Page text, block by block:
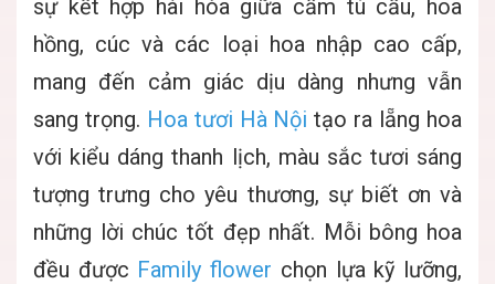
sự kết hợp hài hòa giữa cẩm tú cầu, hoa
hồng, cúc và các loại hoa nhập cao cấp,
mang đến cảm giác dịu dàng nhưng vẫn
sang trọng. Hoa tươi Hà Nội tạo ra lẵng hoa
với kiểu dáng thanh lịch, màu sắc tươi sáng
tượng trưng cho yêu thương, sự biết ơn và
những lời chúc tốt đẹp nhất. Mỗi bông hoa
đều được Family flower chọn lựa kỹ lưỡng,